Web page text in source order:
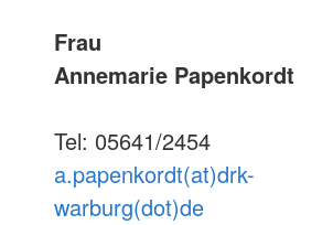
Frau
Annemarie Papenkordt
Tel: 05641/2454
a.papenkordt(at)drk-
warburg(dot)de